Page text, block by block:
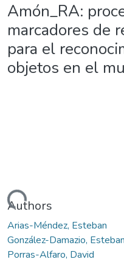
Amón_RA:
marcadores de
para el
objetos en el
Loading...
Authors
Arias-Méndez, Esteban
González-Damazio, Esteban
Porras-Alfaro, David